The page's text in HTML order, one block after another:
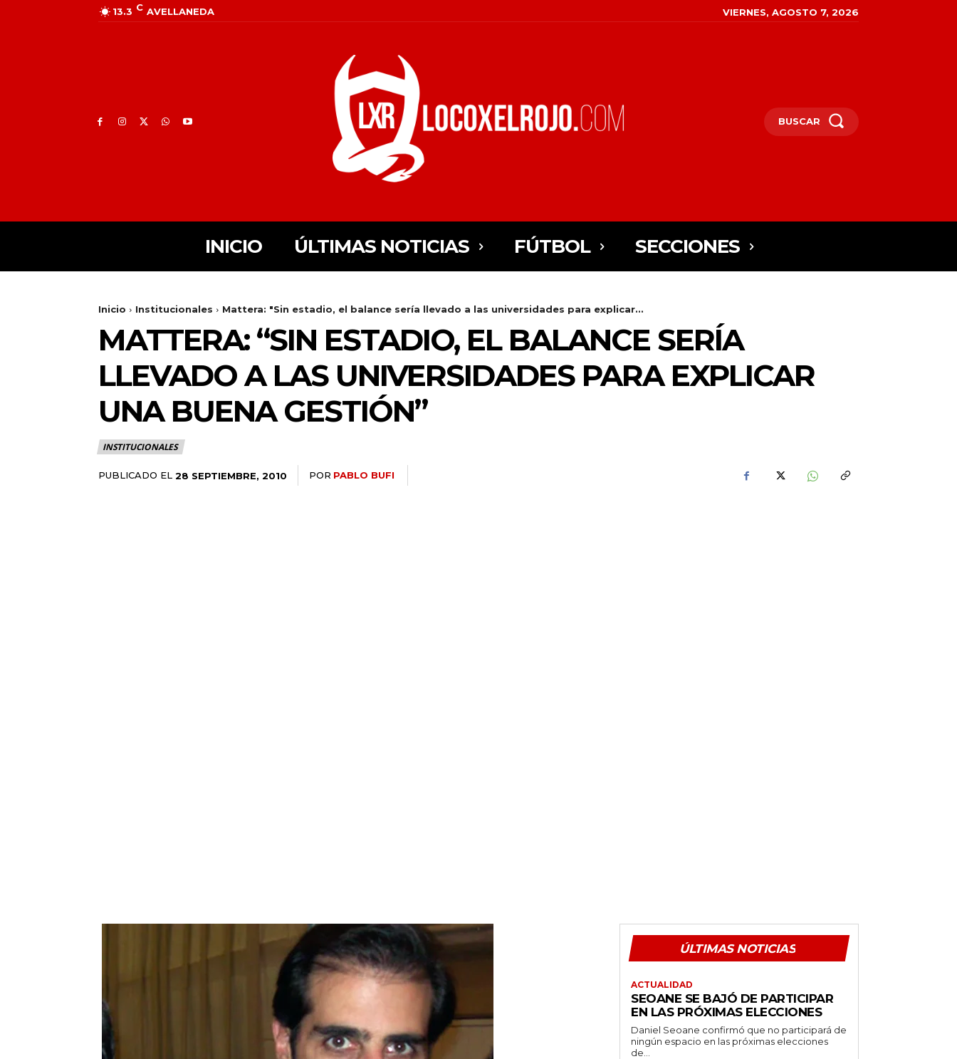
13.3 C AVELLANEDA VIERNES, AGOSTO 7, 2026
BUSCAR
INICIO ÚLTIMAS NOTICIAS FÚTBOL SECCIONES
Inicio Institucionales Mattera: "Sin estadio, el balance sería llevado a las universidades para explicar...
MATTERA: “SIN ESTADIO, EL BALANCE SERÍA
LLEVADO A LAS UNIVERSIDADES PARA EXPLICAR
UNA BUENA GESTIÓN”
INSTITUCIONALES
PUBLICADO EL 28 SEPTIEMBRE, 2010 POR PABLO BUFI
ÚLTIMAS NOTICIAS
ACTUALIDAD
SEOANE SE BAJÓ DE PARTICIPAR
EN LAS PRÓXIMAS ELECCIONES
Daniel Seoane confirmó que no participará de
ningún espacio en las próximas elecciones
de...